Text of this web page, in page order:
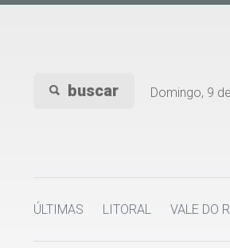
buscar Domingo, 9
ÚLTIMAS LITORAL VALE DO